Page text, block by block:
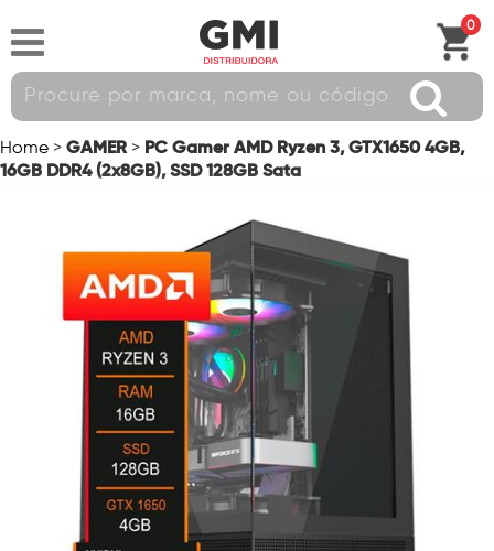
0
Home > GAMER > PC Gamer AMD Ryzen 3, GTX1650 4GB,
16GB DDR4 (2x8GB), SSD 128GB Sata